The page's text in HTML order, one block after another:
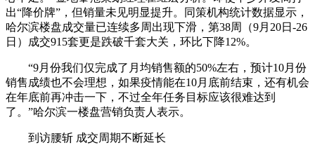
出“降价牌”，但销量未见明显提升。同策机构统计数据显示，
哈尔滨楼盘成交量已连续多周出现下滑，第38周（9月20日-26
日）成交915套更是跌破千套大关，环比下降12%。
“9月份我们仅完成了月均销售额的50%左右，预计10月份
销售成绩也不会理想，如果疫情能在10月底前结束，还有机会
在年底前再冲击一下，不过全年任务目标应该很难达到
了。”哈尔滨一楼盘营销负责人表示。
到访腰斩 成交周期不断延长